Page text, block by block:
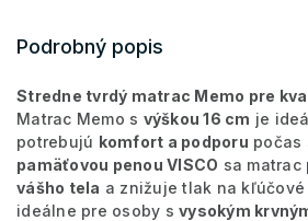
Podrobný popis
Stredne tvrdý matrac Memo pre
Matrac Memo s výškou 16 cm je
potrebujú komfort a podporu počas
pamäťovou penou VISCO sa matrac
vášho tela a znižuje tlak na
ideálne pre osoby s vysokým